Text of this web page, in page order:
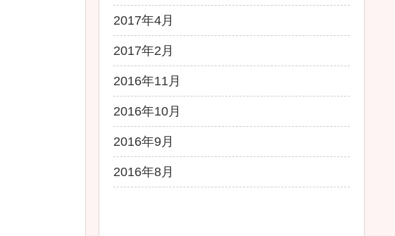
2017年4月
2017年2月
2016年11月
2016年10月
2016年9月
2016年8月